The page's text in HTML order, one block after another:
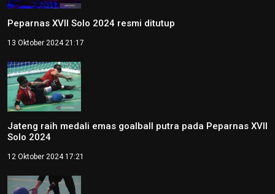
Peparnas XVII Solo 2024 resmi ditutup
13 Oktober 2024 21:17
Jateng raih medali emas goalball putra pada Peparnas XVII
Solo 2024
12 Oktober 2024 17:21